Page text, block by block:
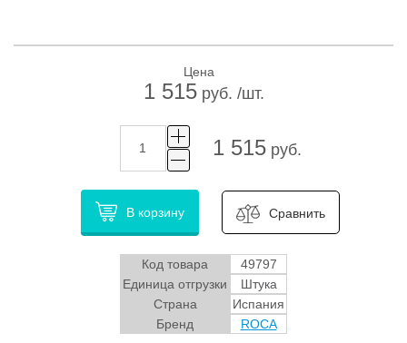
Цена
1 515руб. /шт.
1 515руб.
В корзину Сравнить
Код товара
49797
Единица отгрузки
Штука
Страна
Испания
Бренд
ROCA